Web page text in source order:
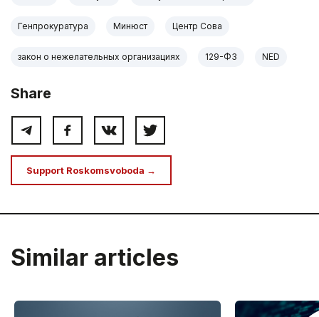
Генпрокуратура Минюст Центр Сова
закон о нежелательных организациях 129-ФЗ NED
Share
Support Roskomsvoboda →
Similar articles